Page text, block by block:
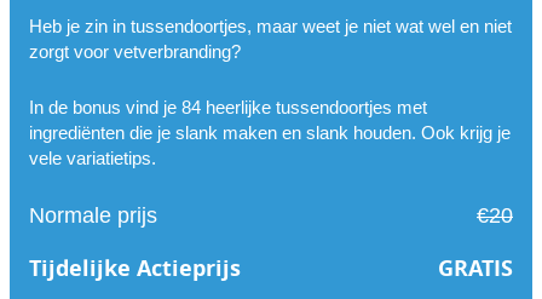
Heb je zin in tussendoortjes, maar weet je niet wat wel en niet
zorgt voor vetverbranding?
In de bonus vind je 84 heerlijke tussendoortjes met
ingrediënten die je slank maken en slank houden. Ook krijg je
vele variatietips.
Normale prijs €20
Tijdelijke Actieprijs GRATIS